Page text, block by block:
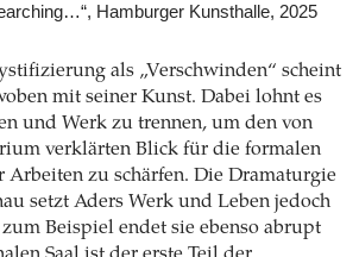
Hamburger Kunsthalle, 2025
als „Verschwinden“ scheint
mit seiner Kunst. Dabei lohnt es
und Werk zu trennen, um den von
verklärten Blick für die formalen
Arbeiten zu schärfen. Die Dramaturgie
setzt Aders Werk und Leben jedoch
Beispiel endet sie ebenso abrupt